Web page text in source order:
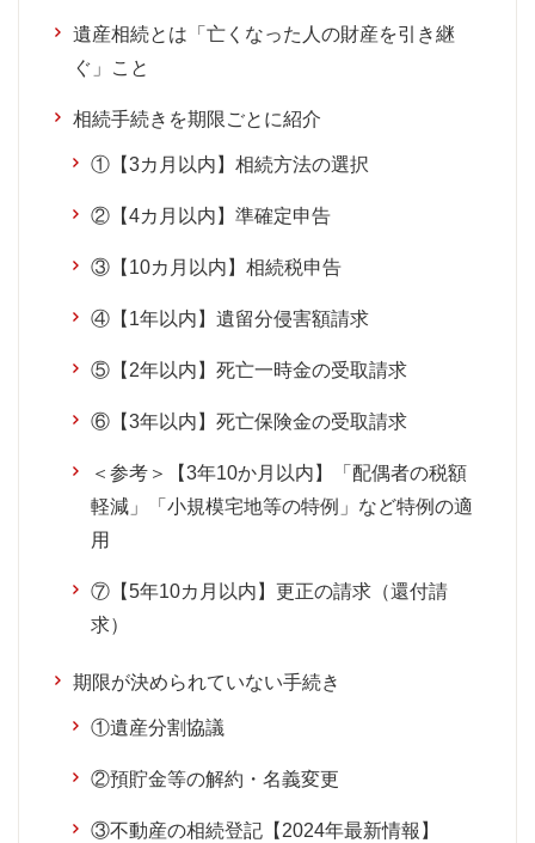
遺産相続とは「亡くなった人の財産を引き継
ぐ」こと
相続手続きを期限ごとに紹介
①【3カ月以内】相続方法の選択
②【4カ月以内】準確定申告
③【10カ月以内】相続税申告
④【1年以内】遺留分侵害額請求
⑤【2年以内】死亡一時金の受取請求
⑥【3年以内】死亡保険金の受取請求
＜参考＞【3年10か月以内】「配偶者の税額
軽減」「小規模宅地等の特例」など特例の適
用
⑦【5年10カ月以内】更正の請求（還付請
求）
期限が決められていない手続き
①遺産分割協議
②預貯金等の解約・名義変更
③不動産の相続登記【2024年最新情報】